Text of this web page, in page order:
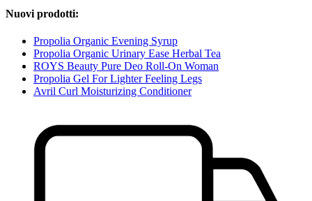
Nuovi prodotti:
Propolia Organic Evening Syrup
Propolia Organic Urinary Ease Herbal Tea
ROYS Beauty Pure Deo Roll-On Woman
Propolia Gel For Lighter Feeling Legs
Avril Curl Moisturizing Conditioner